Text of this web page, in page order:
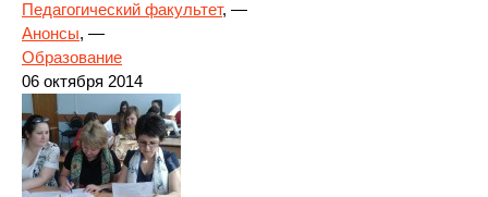
Педагогический факультет, —
Анонсы, —
Образование
06 октября 2014